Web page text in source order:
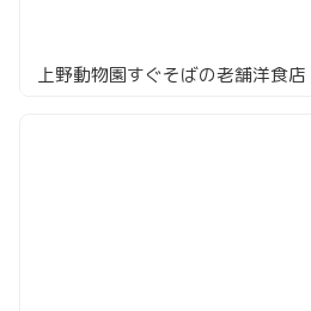
上野動物園すぐそばの老舗洋食店